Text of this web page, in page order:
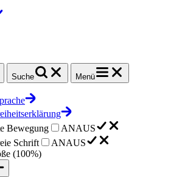
Suche Menü
Bewegung
ANAUS
Schrift
ANAUS
(100%)